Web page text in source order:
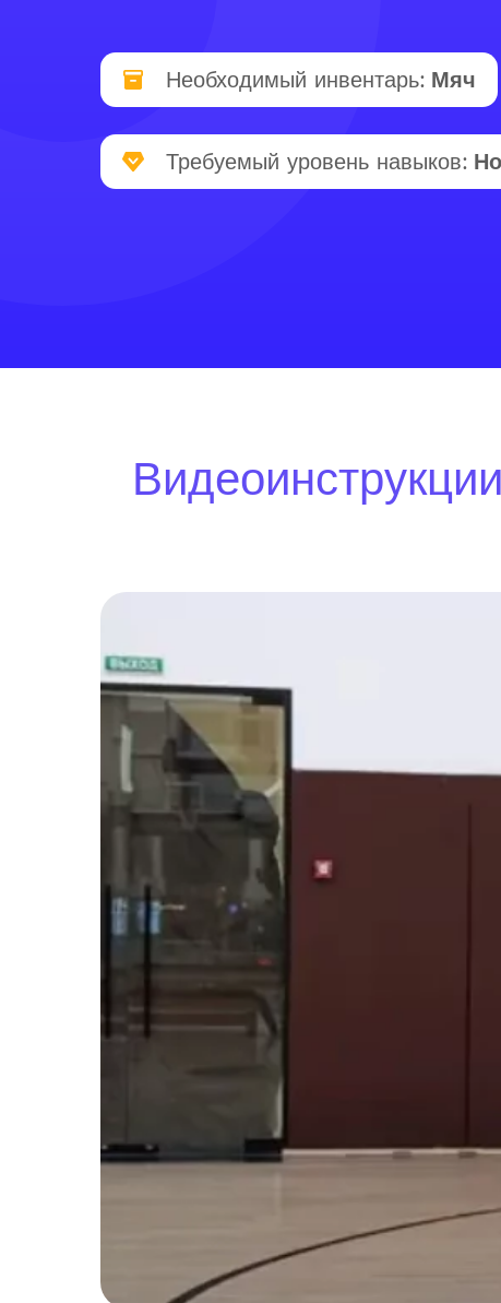
Необходимый инвентарь: Мяч
Требуемый уровень навыков: